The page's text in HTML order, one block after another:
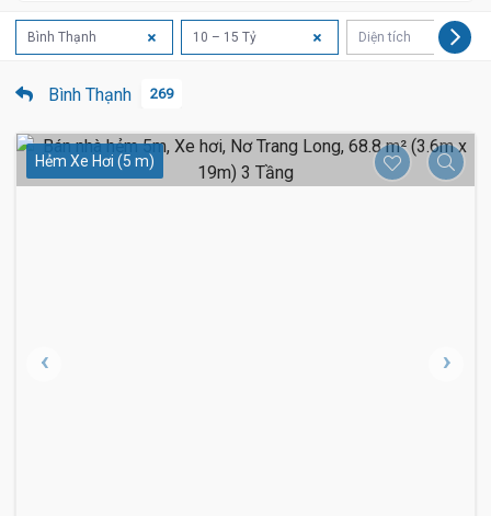
Bình Thạnh 10 – 15 Tỷ Diện tích
Bình Thạnh 269
Hẻm Xe Hơi (5 m)